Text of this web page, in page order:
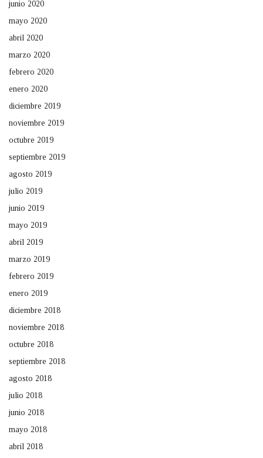
junio 2020
mayo 2020
abril 2020
marzo 2020
febrero 2020
enero 2020
diciembre 2019
noviembre 2019
octubre 2019
septiembre 2019
agosto 2019
julio 2019
junio 2019
mayo 2019
abril 2019
marzo 2019
febrero 2019
enero 2019
diciembre 2018
noviembre 2018
octubre 2018
septiembre 2018
agosto 2018
julio 2018
junio 2018
mayo 2018
abril 2018